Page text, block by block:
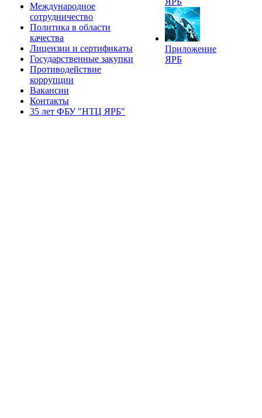
Международное
сотрудничество
Политика в области
качества
Лицензии и сертификаты
Государственные закупки
Противодействие
коррупции
Вакансии
Контакты
35 лет ФБУ "НТЦ ЯРБ"
Приложение
ЯРБ